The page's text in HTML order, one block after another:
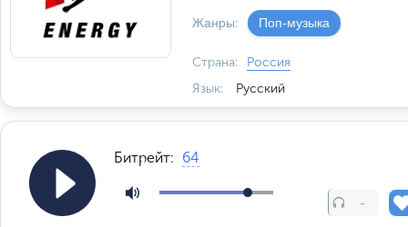
Жанры: Поп-музыка
Страна:
Россия
Язык:
Русский
Битрейт: 64
-